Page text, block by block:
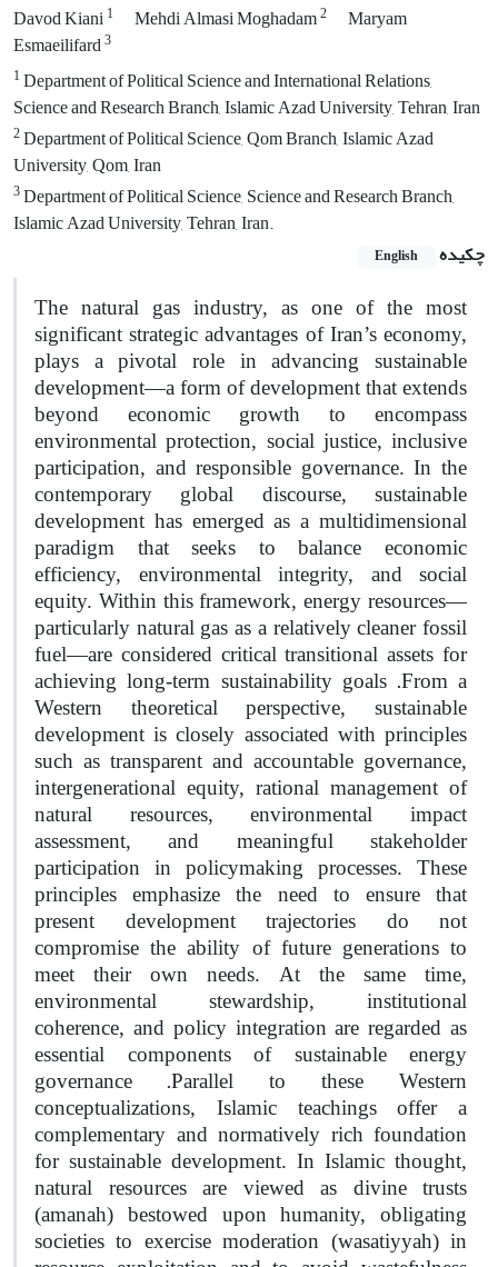
Davod Kiani1 Mehdi Almasi Moghadam2
Maryam
Esmaeilifard3
1Department of Political Science and International Relations,
Science and Research Branch, Islamic Azad University, Tehran, Iran
2Department of Political Science, Qom Branch, Islamic Azad
University, Qom, Iran
3Department of Political Science, Science and Research Branch,
Islamic Azad University, Tehran, Iran.
چکیده
English
The natural gas industry, as one of the most
significant strategic advantages of Iran’s economy,
plays a pivotal role in advancing sustainable
development—a form of development that extends
beyond economic growth to encompass
environmental protection, social justice, inclusive
participation, and responsible governance. In the
contemporary global discourse, sustainable
development has emerged as a multidimensional
paradigm that seeks to balance economic
efficiency, environmental integrity, and social
equity. Within this framework, energy resources—
particularly natural gas as a relatively cleaner fossil
fuel—are considered critical transitional assets for
achieving long-term sustainability goals .From a
Western theoretical perspective, sustainable
development is closely associated with principles
such as transparent and accountable governance,
intergenerational equity, rational management of
natural resources, environmental impact
assessment, and meaningful stakeholder
participation in policymaking processes. These
principles emphasize the need to ensure that
present development trajectories do not
compromise the ability of future generations to
meet their own needs. At the same time,
environmental stewardship, institutional
coherence, and policy integration are regarded as
essential components of sustainable energy
governance
.Parallel to these Western
conceptualizations, Islamic teachings offer a
complementary and normatively rich foundation
for sustainable development. In Islamic thought,
natural resources are viewed as divine trusts
(amanah) bestowed upon humanity, obligating
societies to exercise moderation (wasatiyyah) in